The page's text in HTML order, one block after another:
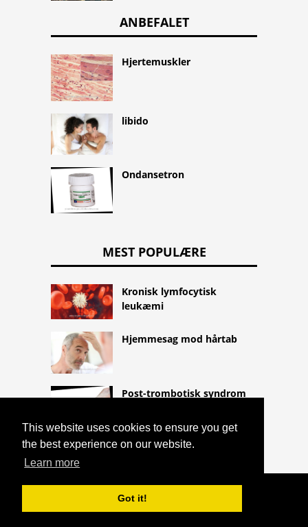
This website uses cookies to ensure you get
the best experience on our website.
Learn more
Got it!
ANBEFALET
Hjertemuskler
libido
Ondansetron
MEST POPULÆRE
Kronisk lymfocytisk
leukæmi
Hjemmesag mod hårtab
Post-trombotisk syndrom
COPYRIGHT 2026 HTTPS://CQLIFE.NET